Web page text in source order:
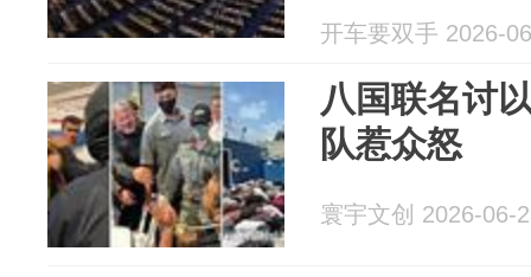
开车要双手 2026-
八国联名讨
队惹众怒
寰宇文创 2026-06-